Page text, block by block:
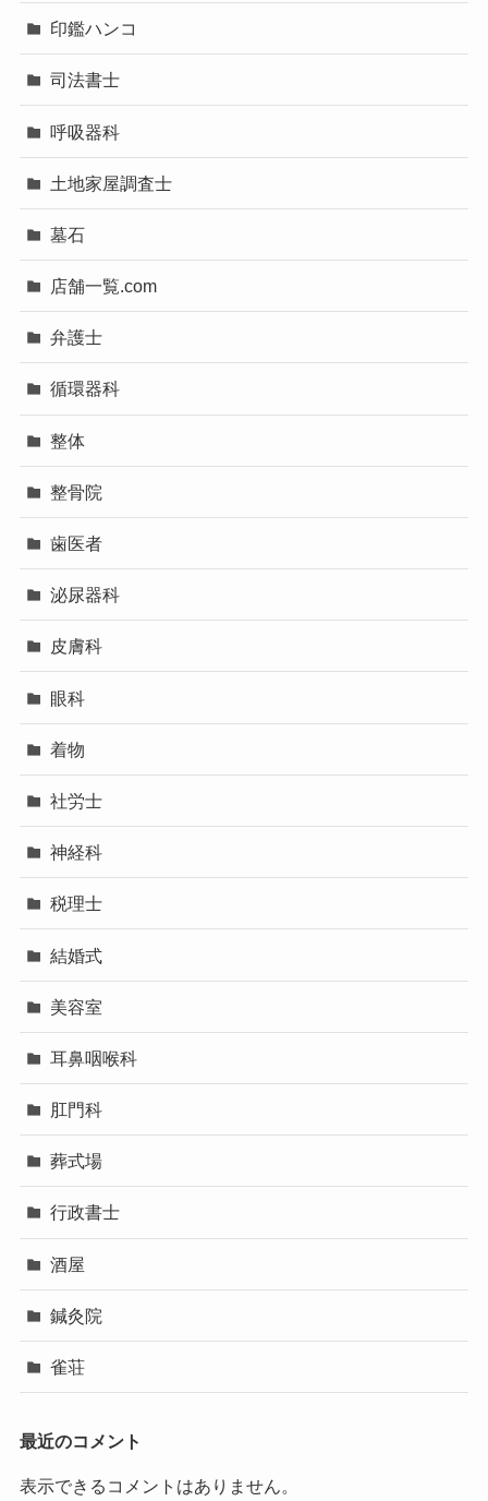
印鑑ハンコ
司法書士
呼吸器科
土地家屋調査士
墓石
店舗一覧.com
弁護士
循環器科
整体
整骨院
歯医者
泌尿器科
皮膚科
眼科
着物
社労士
神経科
税理士
結婚式
美容室
耳鼻咽喉科
肛門科
葬式場
行政書士
酒屋
鍼灸院
雀荘
最近のコメント
表示できるコメントはありません。